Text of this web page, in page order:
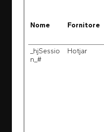
Nome Fornitore
_hjSessio
n_#
Hotjar